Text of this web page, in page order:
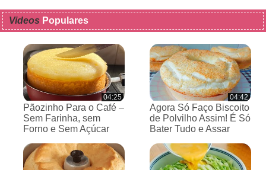
Videos Populares
04:25
Pãozinho Para o Café –
Sem Farinha, sem
Forno e Sem Açúcar
04:42
Agora Só Faço Biscoito
de Polvilho Assim! É Só
Bater Tudo e Assar